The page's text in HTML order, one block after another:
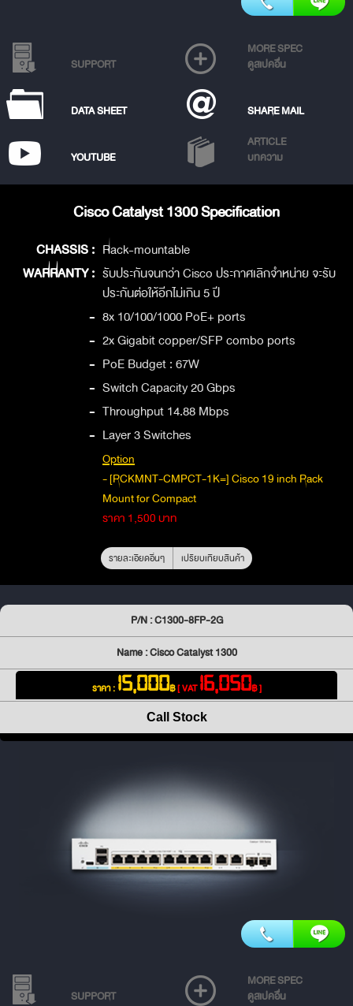
SUPPORT
MORE SPEC
ดูสเปคอื่น
DATA SHEET SHARE MAIL
YOUTUBE
ARTICLE
บทความ
Cisco Catalyst 1300 Specification
CHASSIS : Rack-mountable
WARRANTY : รับประกันจนกว่า Cisco ประกาศเลิกจำหน่าย จะรับ
ประกันต่อให้อีกไม่เกิน 5 ปี
- 8x 10/100/1000 PoE+ ports
- 2x Gigabit copper/SFP combo ports
- PoE Budget : 67W
- Switch Capacity 20 Gbps
- Throughput 14.88 Mbps
- Layer 3 Switches
Option
- [RCKMNT-CMPCT-1K=] Cisco 19 inch Rack
Mount for Compact
ราคา 1,500 บาท
รายละเอียดอื่นๆ เปรียบเทียบสินค้า
P/N : C1300-8FP-2G
Name : Cisco Catalyst 1300
ราคา : 15,000฿[ VAT16,050฿ ]
Call Stock
SUPPORT
MORE SPEC
ดูสเปคอื่น